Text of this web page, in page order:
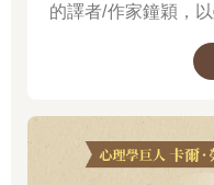
還保證這段時間香氣都不
了，當她為不在鏡頭裡的
說：「今晚我來為孩子們
凱莉和當年觀賞這段廣告
公室到廚房再到臥室，都
的譯者/作家鐘穎，
間，你是否忘了真
的自己……想知道如